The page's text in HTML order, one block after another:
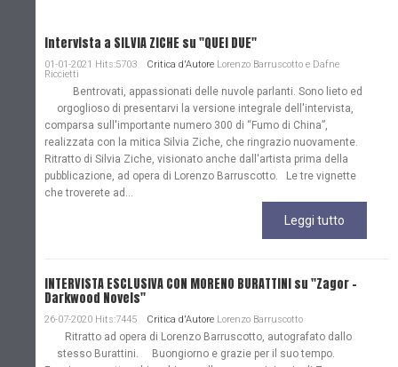
Intervista a SILVIA ZICHE su "QUEI DUE"
01-01-2021 Hits:5703 Critica d'Autore Lorenzo Barruscotto e Dafne
Riccietti
Bentrovati, appassionati delle nuvole parlanti. Sono lieto ed
orgoglioso di presentarvi la versione integrale dell'intervista,
comparsa sull'importante numero 300 di “Fumo di China”,
realizzata con la mitica Silvia Ziche, che ringrazio nuovamente.
Ritratto di Silvia Ziche, visionato anche dall'artista prima della
pubblicazione, ad opera di Lorenzo Barruscotto. Le tre vignette
che troverete ad...
Leggi tutto
INTERVISTA ESCLUSIVA CON MORENO BURATTINI su "Zagor -
Darkwood Novels"
26-07-2020 Hits:7445 Critica d'Autore Lorenzo Barruscotto
Ritratto ad opera di Lorenzo Barruscotto, autografato dallo
stesso Burattini. Buongiorno e grazie per il suo tempo.